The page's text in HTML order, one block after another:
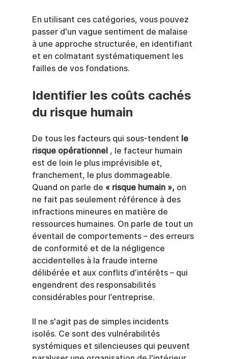
En utilisant ces catégories, vous pouvez
passer d'un vague sentiment de malaise
à une approche structurée, en identifiant
et en colmatant systématiquement les
failles de vos fondations.
Identifier les coûts cachés
du risque humain
De tous les facteurs qui sous-tendent le
risque opérationnel , le facteur humain
est de loin le plus imprévisible et,
franchement, le plus dommageable.
Quand on parle de « risque humain », on
ne fait pas seulement référence à des
infractions mineures en matière de
ressources humaines. On parle de tout un
éventail de comportements – des erreurs
de conformité et de la négligence
accidentelles à la fraude interne
délibérée et aux conflits d’intérêts – qui
engendrent des responsabilités
considérables pour l’entreprise.
Il ne s'agit pas de simples incidents
isolés. Ce sont des vulnérabilités
systémiques et silencieuses qui peuvent